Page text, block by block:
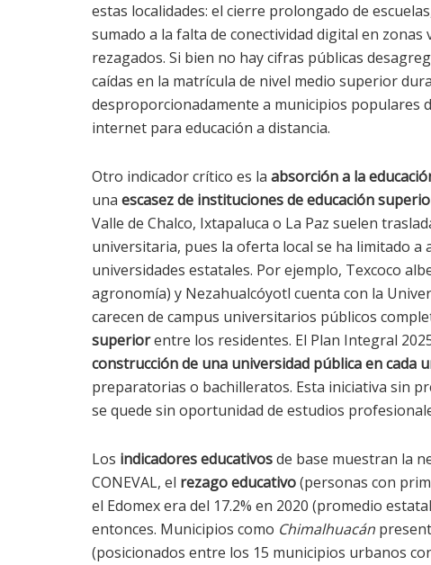
estas localidades: el cierre prolongado de
sumado a la falta de conectividad digital en
rezagados. Si bien no hay cifras públicas
caídas en la matrícula de nivel medio superior
desproporcionadamente a municipios populares
internet para educación a distancia.
Otro indicador crítico es la absorción a la
una escasez de instituciones de educación
Valle de Chalco, Ixtapaluca o La Paz suelen
universitaria, pues la oferta local se ha limitado
universidades estatales. Por ejemplo, Texcoco
agronomía) y Nezahualcóyotl cuenta con la
carecen de campus universitarios públicos
superiorentre los residentes. El Plan Integral
construcción de una universidad pública en cada
preparatorias o bachilleratos. Esta iniciativa sin
se quede sin oportunidad de estudios
Los indicadores educativosde base muestran la
CONEVAL, el rezago educativo(personas con
el Edomex era del 17.2% en 2020 (promedio
entonces. Municipios como Chimalhuacán
(posicionados entre los 15 municipios urbanos